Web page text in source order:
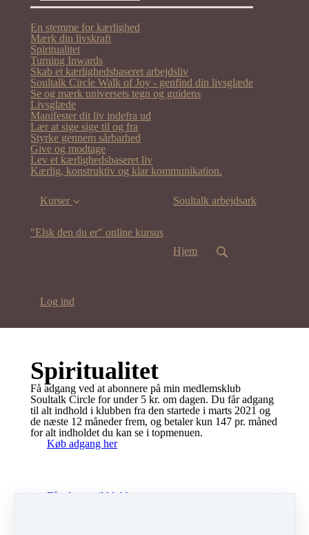
En stemme for kærlighed
Mærk din livskraft
Spiritualitet(current)
Turning Inwards
Skab et kærlighedsbaseret arbejdsliv
Soultalk Circle Walk of Joy - genfind din livsglæde
Se og mærk universets tegn og guidens
Livsglæde
Manifester dit liv indefra ud
Lær at sige sige til og fra
Styrke gennem sårbarhed
Give og modtage
Lev et kærlighedsbaseret liv
Kærlig, konstruktiv og klar kommunikation.
Kurser
"Elsk den du er" online kursus
Soultalk arbejdsark
Hjem
Log ind
Spiritualitet
Få adgang ved at abonnere på min medlemsklub
Soultalk Circle for under 5 kr. om dagen. Du får adgang
til alt indhold i klubben fra den startede i marts 2021 og
de næste 12 måneder frem, og betaler kun 147 pr. måned
for alt indholdet du kan se i topmenuen.
Køb adgang her
Få adgang til klubben